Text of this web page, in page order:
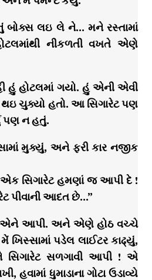
બોક્સ લઇ લે ને… મને રસ્તામાં
નીકળતી વખતે એણે
હું હોટલમાં ગયો. હું એની એવી
થઇ ચુક્યો હતો. આ સિગારેટ પણ
પણ ન હતું.
મુક્યું, અને ફરી કાર નજીક
સિગારેટ હમણાં જ આપી દે !
પીવાની આદત છે…”
એને આપી. અને એણે હોઠ વચ્ચે
મેં ખિસ્સામાં પડેલ લાઈટર કાઢ્યું,
સળગાવી આપી ! એ
હવામાં ધુમાડાના ગોટા ઉડાવ્યે